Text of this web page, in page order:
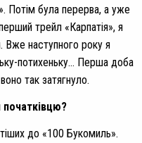
Потім була перерва, а уже
трейл «Карпатія», я
Вже наступного року я
потихеньку… Перша доба
так затягнуло.
початківцю?
до «100 Букомиль».